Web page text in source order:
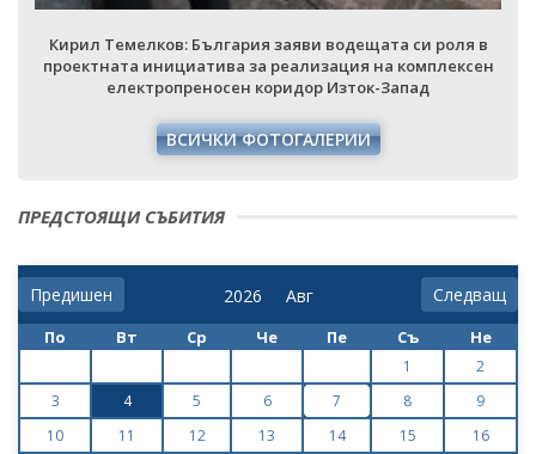
Кирил Темелков: България заяви водещата си роля в
проектната инициатива за реализация на комплексен
електропреносен коридор Изток-Запад
ВСИЧКИ ФОТОГАЛЕРИИ
ПРЕДСТОЯЩИ СЪБИТИЯ
Предишен Следващ
По Вт Ср Че Пе Съ Не
1
2
3
4 5 6 7 8
9
10
11 12 13 14 15
16